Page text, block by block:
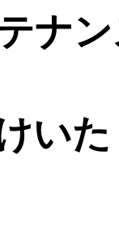
ナ
い